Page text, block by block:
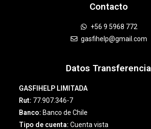
Contacto
+56 9 5968 772
gasfihelp@gmail.com
Datos Transferencia
GASFIHELP LIMITADA
Rut: 77.907.346-7
Banco: Banco de Chile
Tipo de cuenta: Cuenta vista